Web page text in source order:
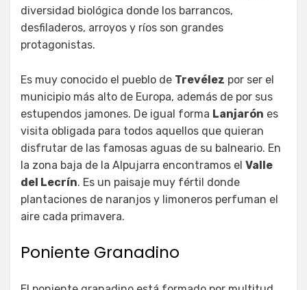
diversidad biológica donde los barrancos,
desfiladeros, arroyos y ríos son grandes
protagonistas.
Es muy conocido el pueblo de Trevélez por ser el
municipio más alto de Europa, además de por sus
estupendos jamones. De igual forma Lanjarón es
visita obligada para todos aquellos que quieran
disfrutar de las famosas aguas de su balneario. En
la zona baja de la Alpujarra encontramos el Valle
del Lecrín. Es un paisaje muy fértil donde
plantaciones de naranjos y limoneros perfuman el
aire cada primavera.
Poniente Granadino